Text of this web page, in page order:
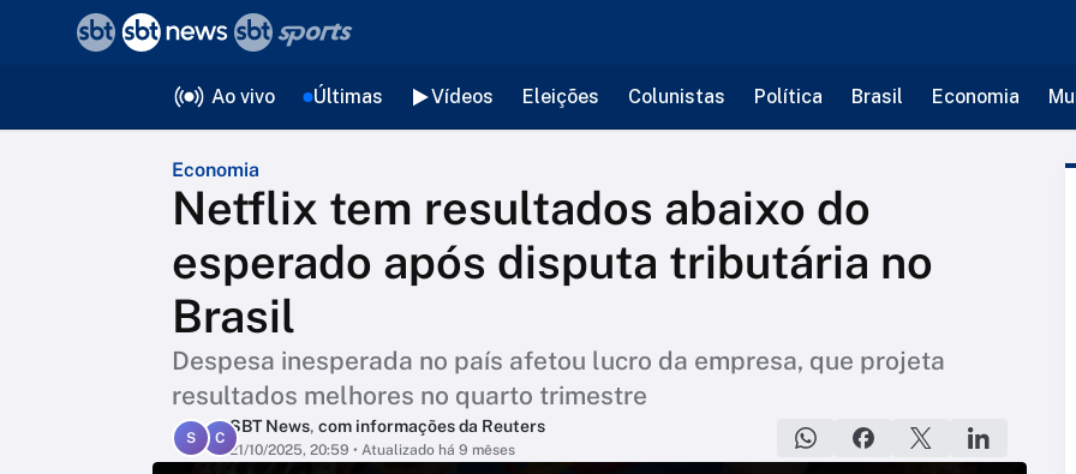
Ao vivo Últimas Vídeos Eleições Colunistas Política Brasil Economia
Economia
Netflix tem resultados abaixo do
esperado após disputa tributária no
Brasil
Despesa inesperada no país afetou lucro da empresa, que projeta
resultados melhores no quarto trimestre
S C
SBT News, com informações da Reuters
21/10/2025, 20:59 • Atualizado há 9 mêses
voltar
Editorias